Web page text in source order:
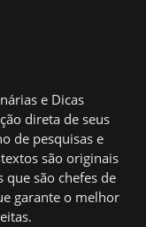
e Dicas
direta de seus
de pesquisas e
são originais
são chefes de
garante o melhor